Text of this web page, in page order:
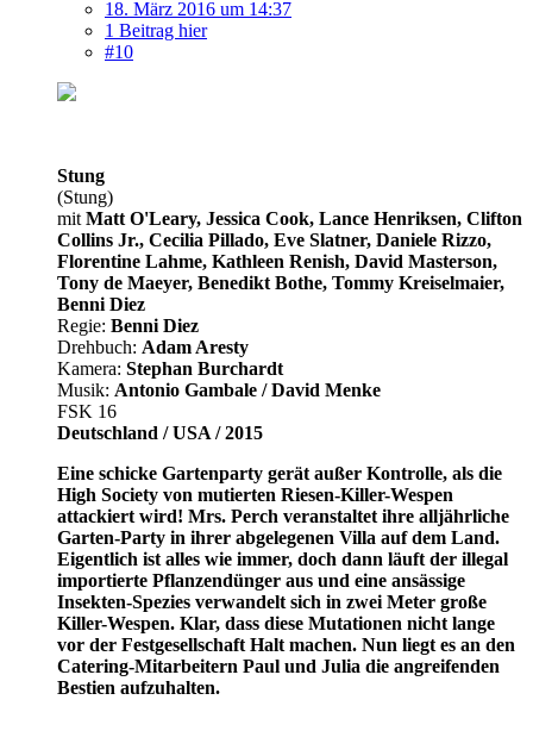
18. März 2016 um 14:37
1 Beitrag hier
#10
Stung
(Stung)
mit Matt O'Leary, Jessica Cook, Lance Henriksen, Clifton
Collins Jr., Cecilia Pillado, Eve Slatner, Daniele Rizzo,
Florentine Lahme, Kathleen Renish, David Masterson,
Tony de Maeyer, Benedikt Bothe, Tommy Kreiselmaier,
Benni Diez
Regie: Benni Diez
Drehbuch: Adam Aresty
Kamera: Stephan Burchardt
Musik: Antonio Gambale / David Menke
FSK 16
Deutschland / USA / 2015
Eine schicke Gartenparty gerät außer Kontrolle, als die
High Society von mutierten Riesen-Killer-Wespen
attackiert wird! Mrs. Perch veranstaltet ihre alljährliche
Garten-Party in ihrer abgelegenen Villa auf dem Land.
Eigentlich ist alles wie immer, doch dann läuft der illegal
importierte Pflanzendünger aus und eine ansässige
Insekten-Spezies verwandelt sich in zwei Meter große
Killer-Wespen. Klar, dass diese Mutationen nicht lange
vor der Festgesellschaft Halt machen. Nun liegt es an den
Catering-Mitarbeitern Paul und Julia die angreifenden
Bestien aufzuhalten.